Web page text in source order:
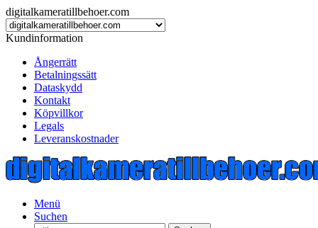
digitalkameratillbehoer.com
Kundinformation
Ångerrätt
Betalningssätt
Dataskydd
Kontakt
Köpvillkor
Legals
Leveranskostnader
Menü
Suchen